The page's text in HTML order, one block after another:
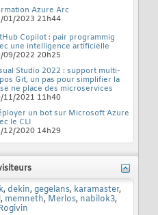
Azure Arc
01/2023 21h44
Copilot : pair programmig
une intelligence artificielle
09/2022 20h25
Studio 2022 : support multi-
Git, un pas pour simplifier la
ne place des microservices
11/2021 11h40
un bot sur Microsoft Azure
le CLI
12/2020 14h29
, dekin, gegelans, karamaster,
, memneth, Merlos, nabilok3,